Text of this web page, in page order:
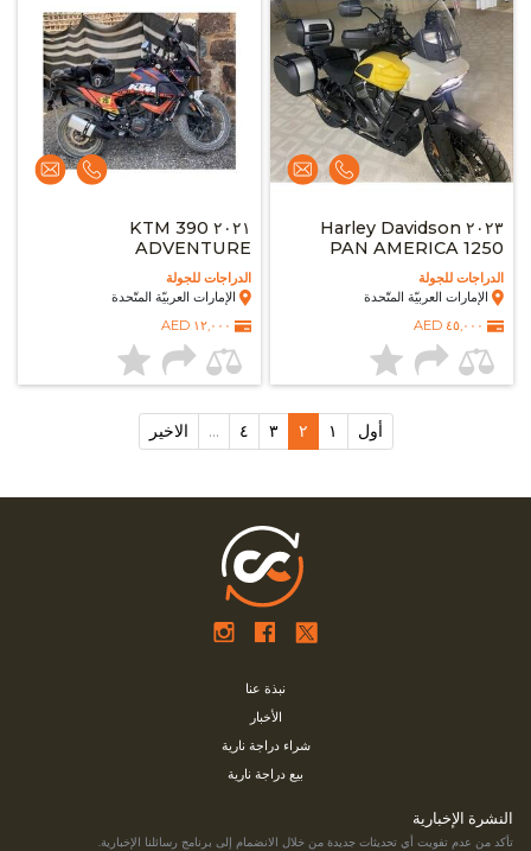
٢٠٢٣ Harley Davidson
PAN AMERICA 1250
SPECIAL
الدراجات للجولة
الإمارات العربيّة المتّحدة
٤٥,٠٠٠ AED
٢٠٢١ KTM 390
ADVENTURE
الدراجات للجولة
الإمارات العربيّة المتّحدة
١٢,٠٠٠ AED
أول ١ ٢ ٣ ٤ … الاخير
نبذة عنا
الأخبار
شراء دراجة نارية
بيع دراجة نارية
النشرة الإخبارية
تأكد من عدم تفويت أي تحديثات جديدة من خلال الانضمام إلى برنامج رسائلنا الإخبارية.